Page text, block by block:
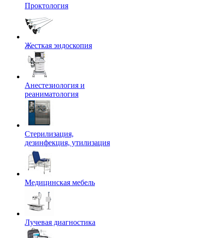
Проктология
Жесткая эндоскопия
Анестезиология и
реаниматология
Стерилизация,
дезинфекция, утилизация
Медицинская мебель
Лучевая диагностика